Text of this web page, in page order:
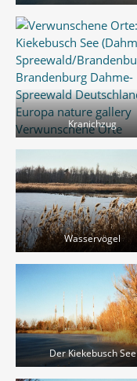
Kranichzug
Wasservögel
Der Kiekebusch See